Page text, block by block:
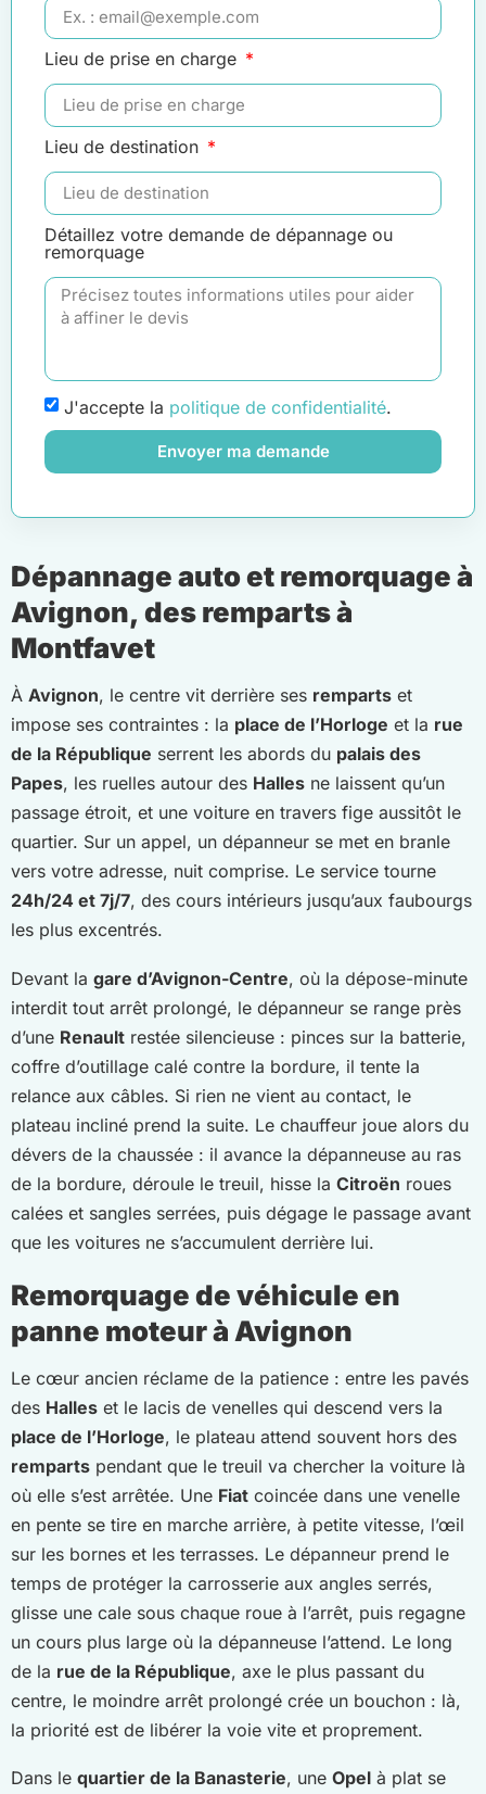
Lieu de prise en charge
Lieu de destination
Détaillez votre demande de dépannage ou
remorquage
J'accepte la politique de confidentialité.
Envoyer ma demande
Dépannage auto et remorquage à
Avignon, des remparts à
Montfavet
À Avignon, le centre vit derrière ses remparts et
impose ses contraintes : la place de l’Horloge et la rue
de la République serrent les abords du palais des
Papes, les ruelles autour des Halles ne laissent qu’un
passage étroit, et une voiture en travers fige aussitôt le
quartier. Sur un appel, un dépanneur se met en branle
vers votre adresse, nuit comprise. Le service tourne
24h/24 et 7j/7, des cours intérieurs jusqu’aux faubourgs
les plus excentrés.
Devant la gare d’Avignon-Centre, où la dépose-minute
interdit tout arrêt prolongé, le dépanneur se range près
d’une Renault restée silencieuse : pinces sur la batterie,
coffre d’outillage calé contre la bordure, il tente la
relance aux câbles. Si rien ne vient au contact, le
plateau incliné prend la suite. Le chauffeur joue alors du
dévers de la chaussée : il avance la dépanneuse au ras
de la bordure, déroule le treuil, hisse la Citroën roues
calées et sangles serrées, puis dégage le passage avant
que les voitures ne s’accumulent derrière lui.
Remorquage de véhicule en
panne moteur à Avignon
Le cœur ancien réclame de la patience : entre les pavés
des Halles et le lacis de venelles qui descend vers la
place de l’Horloge, le plateau attend souvent hors des
remparts pendant que le treuil va chercher la voiture là
où elle s’est arrêtée. Une Fiat coincée dans une venelle
en pente se tire en marche arrière, à petite vitesse, l’œil
sur les bornes et les terrasses. Le dépanneur prend le
temps de protéger la carrosserie aux angles serrés,
glisse une cale sous chaque roue à l’arrêt, puis regagne
un cours plus large où la dépanneuse l’attend. Le long
de la rue de la République, axe le plus passant du
centre, le moindre arrêt prolongé crée un bouchon : là,
la priorité est de libérer la voie vite et proprement.
Dans le quartier de la Banasterie, une Opel à plat se